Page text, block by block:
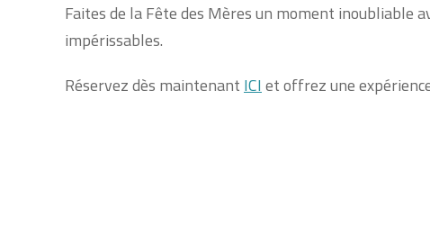
Faites de la Fête des Mères un moment inoubliable
impérissables.
Réservez dès maintenant ICIet offrez une